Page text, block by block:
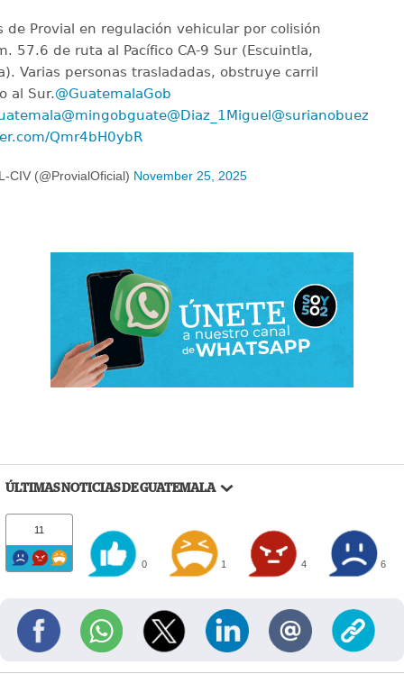
de Provial en regulación vehicular por colisión
57.6 de ruta al Pacífico CA-9 Sur (Escuintla,
Varias personas trasladadas, obstruye carril
al Sur.@GuatemalaGob
@mingobguate@Diaz_1Miguel @surianobuezo
Qmr4bH0ybR
CIV (@ProvialOficial) November 25, 2025
ÚLTIMAS NOTICIAS DE GUATEMALA
11
0 1 4 6